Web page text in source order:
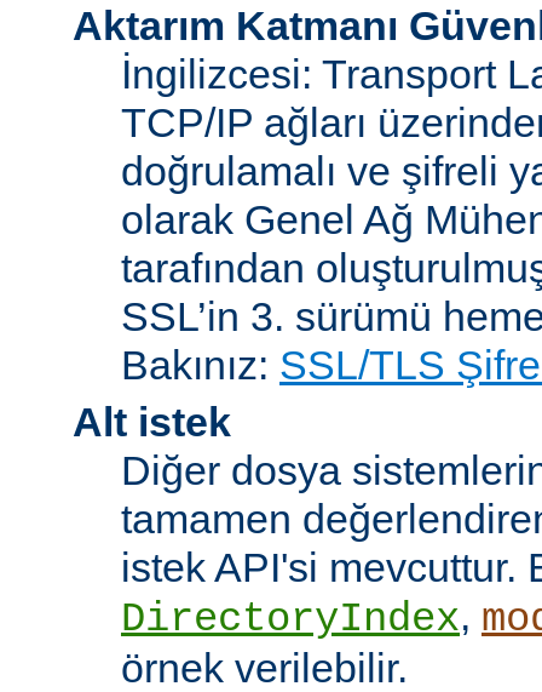
Aktarım Katmanı
İngilizcesi: Transport
TCP/IP ağları
doğrulamalı ve şifreli
olarak Genel Ağ
tarafından
SSL’in 3. sürümü
Bakınız: SSL/TLS
Alt istek
Diğer dosya
tamamen
istek API'si mevcuttur.
DirectoryIndex,
örnek verilebilir.